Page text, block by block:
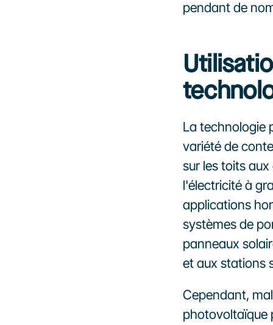
pendant de
La technologie
variété de
sur les toits
l'électricité à
applications
systèmes de
panneaux
et aux stations
Cependant,
photovoltaïque